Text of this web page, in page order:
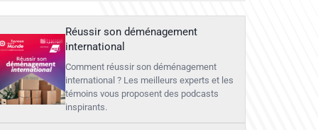
Réussir son déménagement
international
Comment réussir son déménagement
international ? Les meilleurs experts et les
témoins vous proposent des podcasts
inspirants.